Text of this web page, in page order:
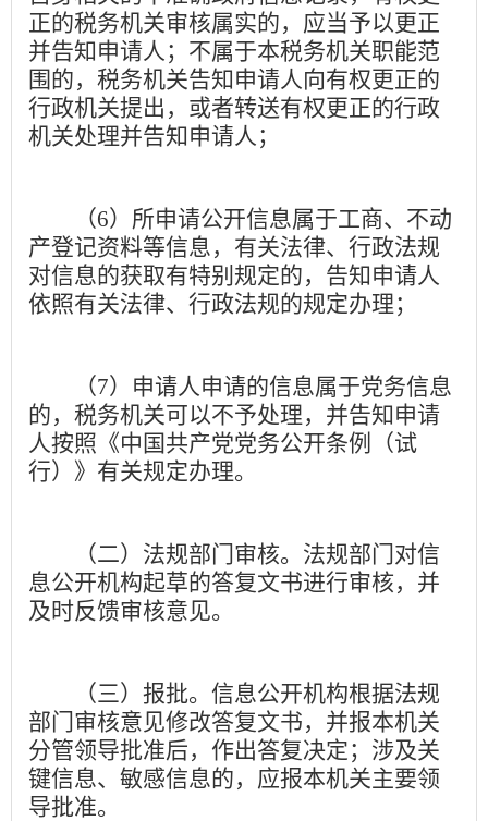
正的税务机关审核属实的，应当予以更正
并告知申请人；不属于本税务机关职能范
围的，税务机关告知申请人向有权更正的
行政机关提出，或者转送有权更正的行政
机关处理并告知申请人；
（6）所申请公开信息属于工商、不动
产登记资料等信息，有关法律、行政法规
对信息的获取有特别规定的，告知申请人
依照有关法律、行政法规的规定办理；
（7）申请人申请的信息属于党务信息
的，税务机关可以不予处理，并告知申请
人按照《中国共产党党务公开条例（试
行）》有关规定办理。
（二）法规部门审核。 法规部门对信
息公开机构起草的答复文书进行审核，并
及时反馈审核意见。
（三）报批。 信息公开机构根据法规
部门审核意见修改答复文书，并报本机关
分管领导批准后，作出答复决定；涉及关
键信息、敏感信息的，应报本机关主要领
导批准。